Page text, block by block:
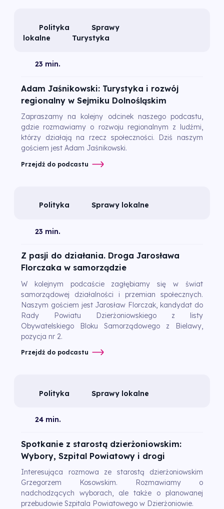
Polityka
Sprawy
lokalne
Turystyka
23 min.
Adam Jaśnikowski: Turystyka i rozwój
regionalny w Sejmiku Dolnośląskim
Zapraszamy na kolejny odcinek naszego podcastu,
gdzie rozmawiamy o rozwoju regionalnym z ludźmi,
którzy działają na rzecz społeczności. Dziś naszym
gościem jest Adam Jaśnikowski.
Przejdź do podcastu
Polityka Sprawy lokalne
23 min.
Z pasji do działania. Droga Jarosława
Florczaka w samorządzie
W kolejnym podcaście zagłębiamy się w świat
samorządowej działalności i przemian społecznych.
Naszym gościem jest Jarosław Florczak, kandydat do
Rady Powiatu Dzierżoniowskiego z listy
Obywatelskiego Bloku Samorządowego z Bielawy,
pozycja nr 2.
Przejdź do podcastu
Polityka Sprawy lokalne
24 min.
Spotkanie z starostą dzierżoniowskim:
Wybory, Szpital Powiatowy i drogi
Interesująca rozmowa ze starostą dzierżoniowskim
Grzegorzem Kosowskim. Rozmawiamy o
nadchodzących wyborach, ale także o planowanej
przebudowie Szpitala Powiatowego w Dzierżoniowie.